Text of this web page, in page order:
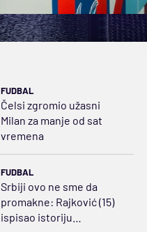
FUDBAL
Čelsi zgromio užasni
Milan za manje od sat
vremena
FUDBAL
Srbiji ovo ne sme da
promakne: Rajković (15)
ispisao istoriju